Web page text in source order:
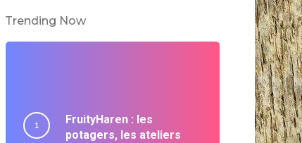
Trending Now
FruityHaren : les
potagers, les ateliers